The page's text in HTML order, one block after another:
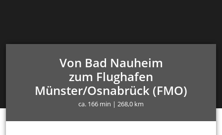
Von Bad Nauheim
zum Flughafen
Münster/Osnabrück (FMO)
ca. 166 min | 268,0 km